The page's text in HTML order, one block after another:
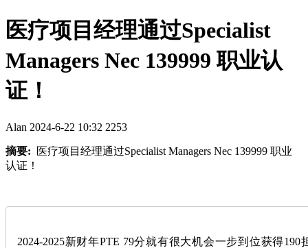
医疗项目经理通过Specialist
Managers Nec 139999 职业认
证！
Alan 2024-6-22 10:32 2253
摘要:
医疗项目经理通过Specialist Managers Nec 139999 职业
认证！
2024-2025新财年PTE 79分就有很大机会一步到位获得190